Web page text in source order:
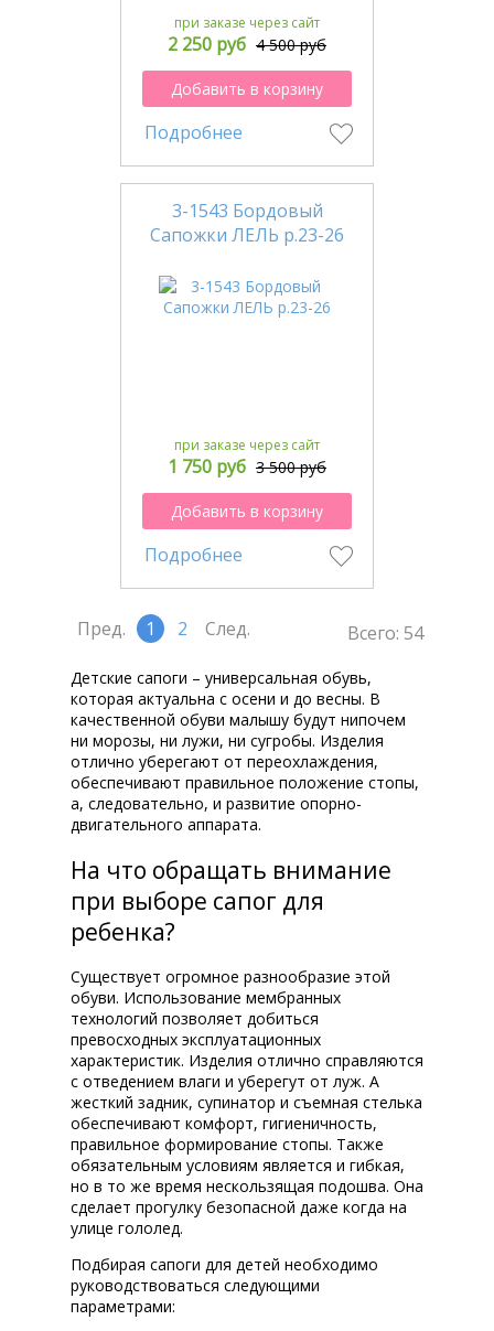
при заказе через сайт
2 250 руб 4 500 руб
Добавить в корзину
Подробнее
3-1543 Бордовый
Сапожки ЛЕЛЬ р.23-26
при заказе через сайт
1 750 руб 3 500 руб
Добавить в корзину
Подробнее
Всего: 54
Пред. 1 2 След.
Детские сапоги – универсальная обувь,
которая актуальна с осени и до весны. В
качественной обуви малышу будут нипочем
ни морозы, ни лужи, ни сугробы. Изделия
отлично уберегают от переохлаждения,
обеспечивают правильное положение стопы,
а, следовательно, и развитие опорно-
двигательного аппарата.
На что обращать внимание
при выборе сапог для
ребенка?
Существует огромное разнообразие этой
обуви. Использование мембранных
технологий позволяет добиться
превосходных эксплуатационных
характеристик. Изделия отлично справляются
с отведением влаги и уберегут от луж. А
жесткий задник, супинатор и съемная стелька
обеспечивают комфорт, гигиеничность,
правильное формирование стопы. Также
обязательным условиям является и гибкая,
но в то же время нескользящая подошва. Она
сделает прогулку безопасной даже когда на
улице гололед.
Подбирая сапоги для детей необходимо
руководствоваться следующими
параметрами: